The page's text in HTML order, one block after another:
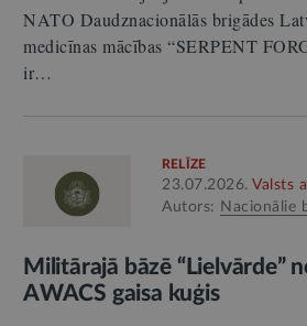
NATO Daudznacionālās brigādes
medicīnas mācības “SERPENT
ir…
RELĪZE
23.07.2026. Valsts
Autors: Nacionālie
Militārajā bāzē “Lielvārde”
AWACS gaisa kuģis